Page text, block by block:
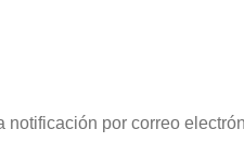
notificación por correo